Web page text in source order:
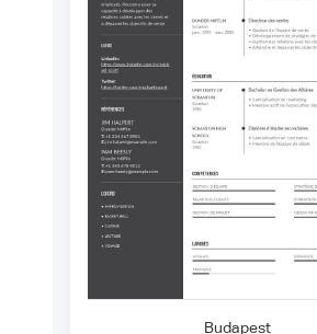
Budapest